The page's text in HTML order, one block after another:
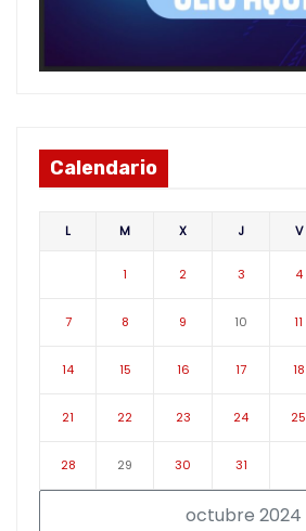
Calendario
octubre 2024
L M X J V
1 2 3 4
7 8 9 10 11
14 15 16 17 18
21 22 23 24 25
28 29 30 31